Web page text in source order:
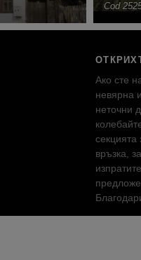
Cod
Ако сте
невярна
неточни
секцията
връзка,